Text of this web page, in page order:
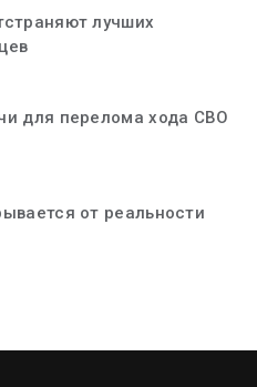
лучших
для перелома хода СВО
от реальности